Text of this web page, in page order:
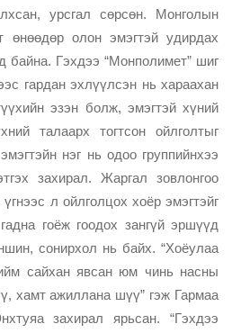
урсгал сөрсөн. Монголын
өнөөдөр олон эмэгтэй удирдах
Гэхдээ “Монполимет” шиг
гардан эхлүүлсэн нь хараахан
эзэн болж, эмэгтэй хүний
талаарх тогтсон ойлголтыг
нэг нь одоо группийнхээ
захирал. Жаргал зовлонгоо
л ойлголцох хоёр эмэгтэйг
гоёж гоодох зангүй эршүүд
сонирхол нь байх. “Хоёулаа
сайхан явсан юм чинь насны
хамт ажиллана шүү” гэж Гармаа
захирал ярьсан. “Гэхдээ